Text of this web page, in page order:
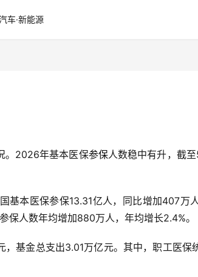
车·新能源
。2026年基本医保参保人数稳中有升，截
本医保参保13.31亿人，同比增加407万
保人数年均增加880万人，年均增长2.4%。
基金总支出3.01万亿元。其中，职工医保